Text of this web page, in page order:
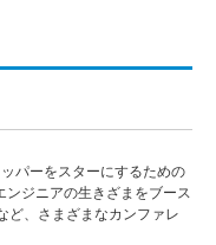
パーをスターにするための
ジニアの生きざまをブース
ど、さまざまなカンファレ